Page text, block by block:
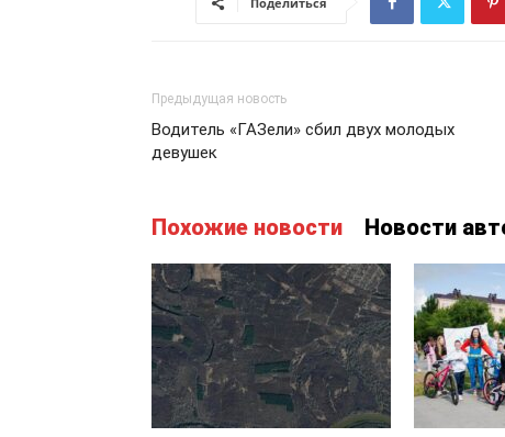
Предыдущая новость
Водитель «ГАЗели» сбил двух молодых
девушек
Похожие новости Новости